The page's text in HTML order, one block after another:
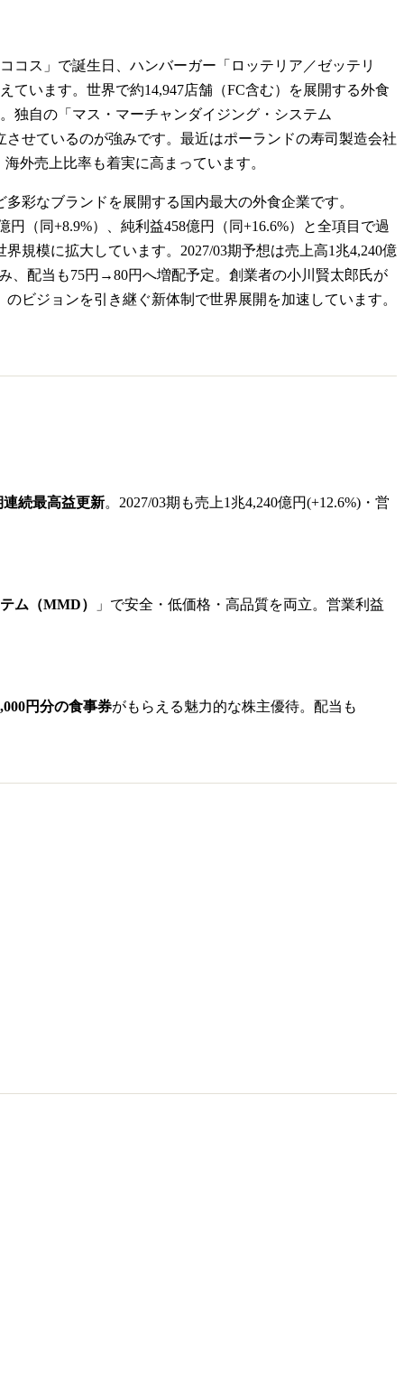
コス」で誕生日、ハンバーガー「ロッテリア／ゼッテリ
います。世界で約14,947店舗（FC含む）を展開する外食
独自の「マス・マーチャンダイジング・システム
せているのが強みです。最近はポーランドの寿司製造会社
外売上比率も着実に高まっています。
彩なブランドを展開する国内最大の外食企業です。
円（同+8.9%）、純利益458億円（同+16.6%）と全項目で過
規模に拡大しています。2027/03期予想は売上高1兆4,240億
、配当も75円→80円へ増配予定。創業者の小川賢太郎氏が
ビジョンを引き継ぐ新体制で世界展開を加速しています。
連続最高益更新。2027/03期も売上1兆4,240億円(+12.6%)・営
ム（MMD） 」で安全・低価格・高品質を両立。営業利益
円分の食事券がもらえる魅力的な株主優待。配当も